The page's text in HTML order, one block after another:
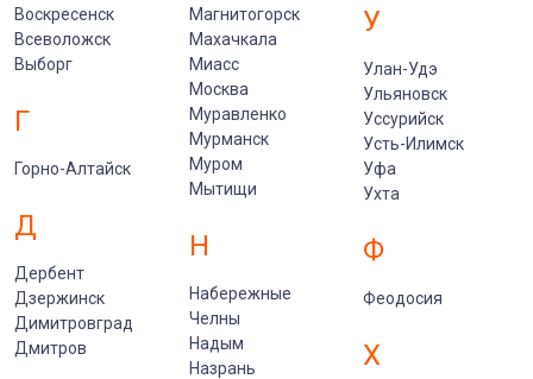
Воскресенск
Всеволожск
Выборг
Г
Горно-Алтайск
Д
Дербент
Дзержинск
Димитровград
Дмитров
Магнитогорск
Махачкала
Миасс
Москва
Муравленко
Мурманск
Муром
Мытищи
Н
Набережные
Челны
Надым
Назрань
У
Улан-Удэ
Ульяновск
Уссурийск
Усть-Илимск
Уфа
Ухта
Ф
Феодосия
Х